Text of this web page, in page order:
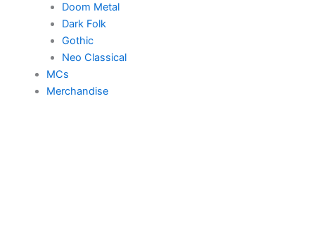
Doom Metal
Dark Folk
Gothic
Neo Classical
MCs
Merchandise